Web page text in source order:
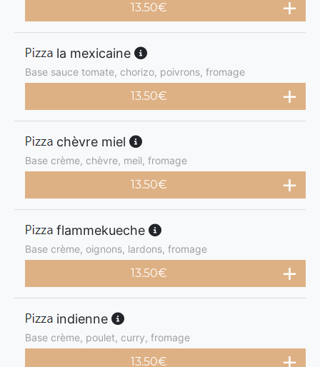
13.50€
la mexicaine
Base sauce tomate, chorizo, poivrons, fromage
13.50€
chèvre miel
Base crème, chèvre, meil, fromage
13.50€
flammekueche
Base crème, oignons, lardons, fromage
13.50€
indienne
Base crème, poulet, curry, fromage
13.50€